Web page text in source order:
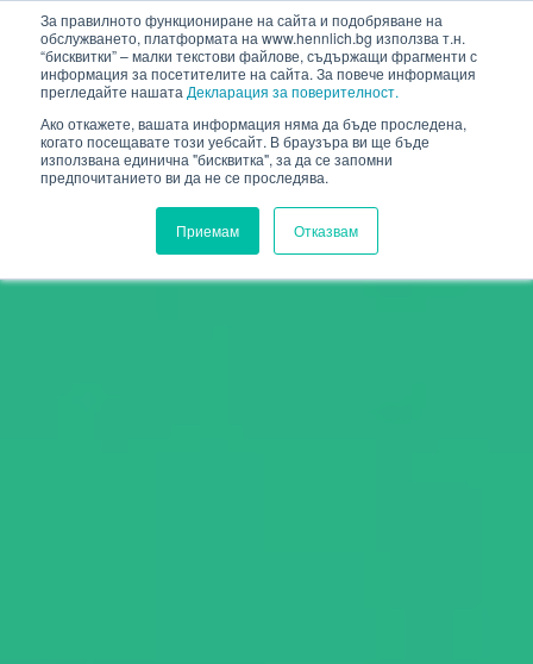
За правилното функциониране на сайта и подобряване на
обслужването, платформата на www.hennlich.bg използва т.н.
“бисквитки” – малки текстови файлове, съдържащи фрагменти с
информация за посетителите на сайта. За повече информация
прегледайте нашата Декларация за поверителност.
Ако откажете, вашата информация няма да бъде проследена,
когато посещавате този уебсайт. В браузъра ви ще бъде
използвана единична "бисквитка", за да се запомни
предпочитанието ви да не се проследява.
Приемам Отказвам
HENNLICH